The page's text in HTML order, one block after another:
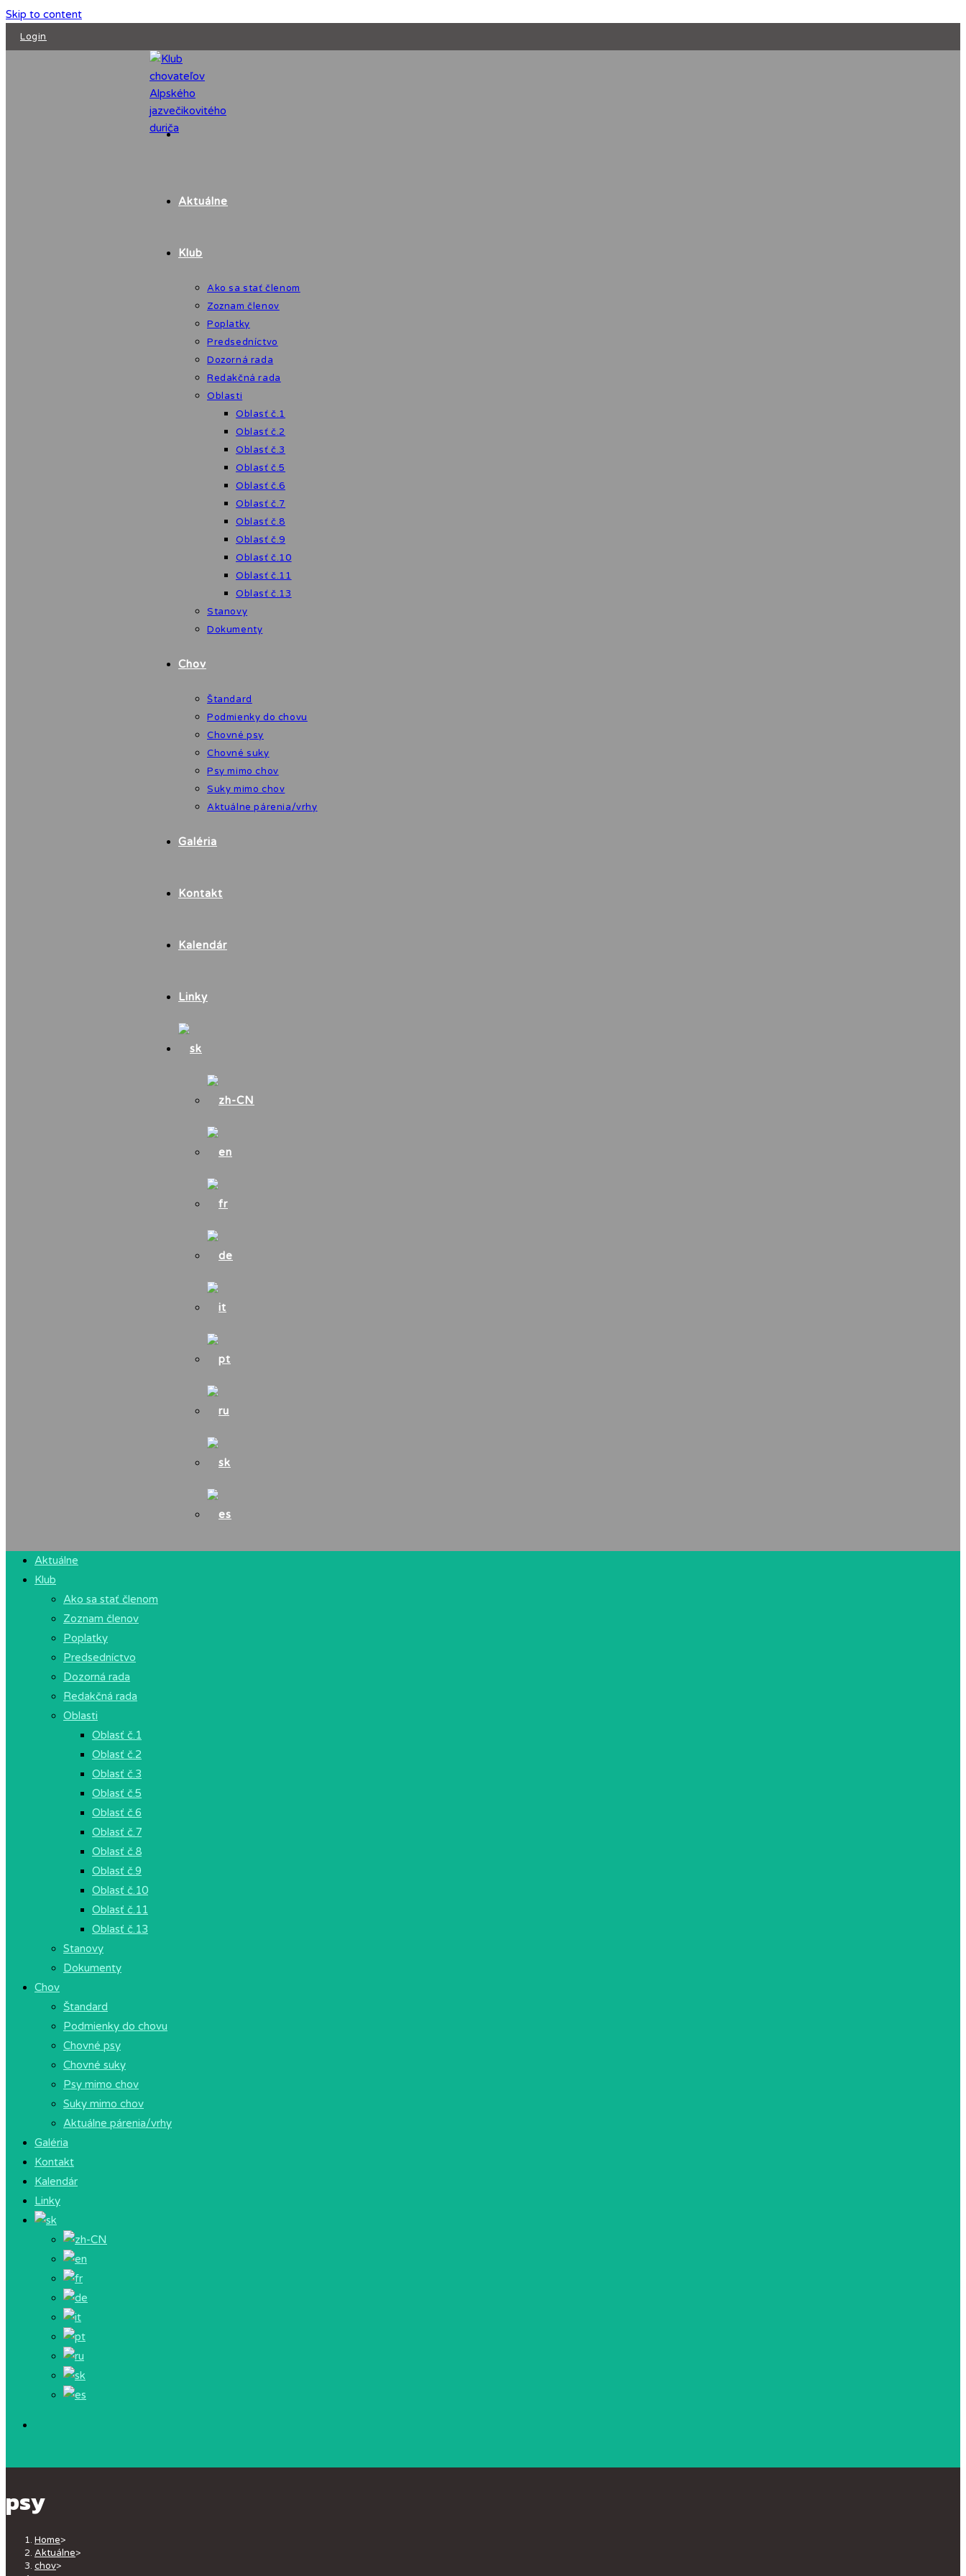
Skip to content
Login
Aktuálne
Klub
Ako sa stať členom
Zoznam členov
Poplatky
Predsedníctvo
Dozorná rada
Redakčná rada
Oblasti
Oblasť č.1
Oblasť č.2
Oblasť č.3
Oblasť č.5
Oblasť č.6
Oblasť č.7
Oblasť č.8
Oblasť č.9
Oblasť č.10
Oblasť č.11
Oblasť č.13
Stanovy
Dokumenty
Chov
Štandard
Podmienky do chovu
Chovné psy
Chovné suky
Psy mimo chov
Suky mimo chov
Aktuálne párenia/vrhy
Galéria
Kontakt
Kalendár
Linky
Aktuálne
Klub
Ako sa stať členom
Zoznam členov
Poplatky
Predsedníctvo
Dozorná rada
Redakčná rada
Oblasti
Oblasť č.1
Oblasť č.2
Oblasť č.3
Oblasť č.5
Oblasť č.6
Oblasť č.7
Oblasť č.8
Oblasť č.9
Oblasť č.10
Oblasť č.11
Oblasť č.13
Stanovy
Dokumenty
Chov
Štandard
Podmienky do chovu
Chovné psy
Chovné suky
Psy mimo chov
Suky mimo chov
Aktuálne párenia/vrhy
Galéria
Kontakt
Kalendár
Linky
psy
Home>
Aktuálne>
chov>